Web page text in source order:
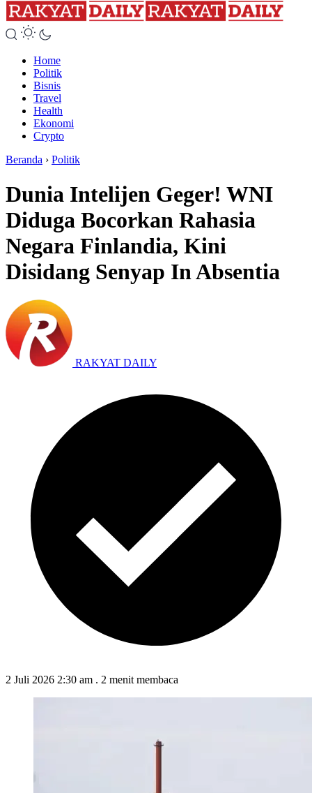
Home
Politik
Bisnis
Travel
Health
Ekonomi
Crypto
Beranda › Politik
Dunia Intelijen Geger! WNI
Diduga Bocorkan Rahasia
Negara Finlandia, Kini
Disidang Senyap In Absentia
RAKYAT DAILY
2 Juli 2026 2:30 am . 2 menit membaca